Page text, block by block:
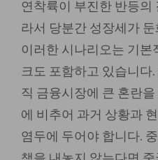
연착륙이 부진한 반등의
라서 당분간 성장세가
이러한 시나리오는 기본
크도 포함하고 있습니다
직 금융시장에 큰 혼란
에 비추어 과거 상황과
염두에 두어야 합니다.